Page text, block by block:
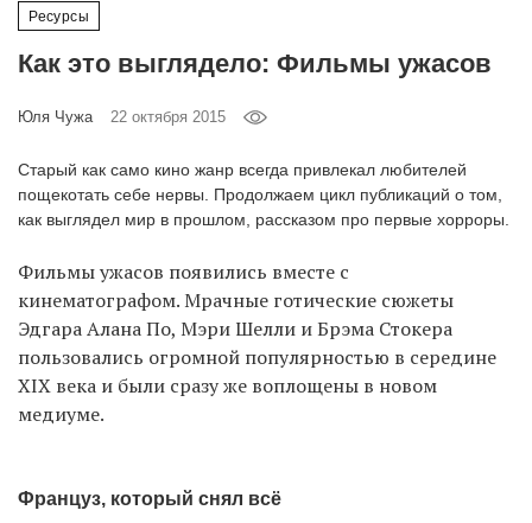
Ресурсы
Как это выглядело: Фильмы ужасов
Юля Чужа 22 октября 2015
Старый как само кино жанр всегда привлекал любителей
пощекотать себе нервы. Продолжаем цикл публикаций о том,
как выглядел мир в прошлом, рассказом про первые хорроры.
Фильмы ужасов появились вместе с
кинематографом. Мрачные готические сюжеты
Эдгара Алана По, Мэри Шелли и Брэма Стокера
пользовались огромной популярностью в середине
XIX века и были сразу же воплощены в новом
медиуме.
Француз, который снял всё